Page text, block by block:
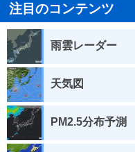
注目のコンテンツ
雨雲レーダー
天気図
PM2.5分布予測